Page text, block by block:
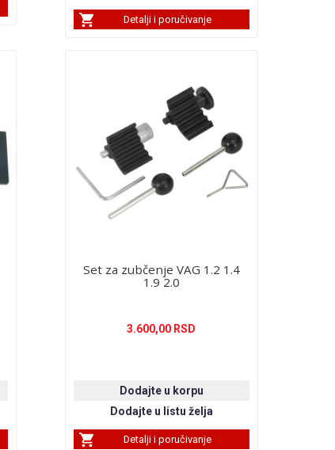
Detalji i poručivanje
Set za zubčenje VAG 1.2 1.4
1.9 2.0
3.600,00 RSD
Detalji i poručivanje